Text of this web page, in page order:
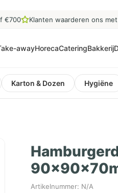
€700 Klanten waarderen ons
awayHorecaCateringBakkerij
Karton & Dozen Hygiëne
Artikelnummer: N/A